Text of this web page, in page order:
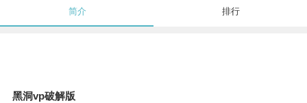
简介 排行
黑洞vp破解版